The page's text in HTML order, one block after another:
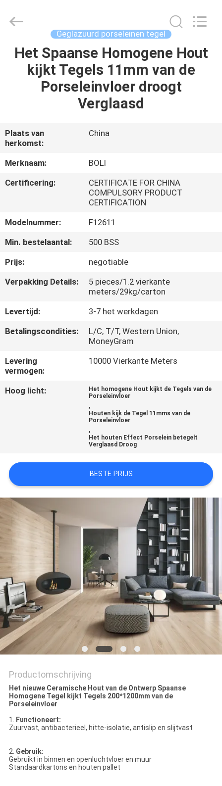
HUIS
PRODUCTEN
OVER
ONS
FABRIEKSTOCHT
KWALITEITSCONTROLE
NEEM
CONTACT
ONS
OP
VRAAG
EEN
OFFERTE
CERAMICS
CO.,LTD..
Geglazuurd porseleinen tegel
Het Spaanse Homogene Hout
kijkt Tegels 11mm van de
Porseleinvloer droogt
Verglaasd
Plaats van
herkomst:
China
Merknaam:
BOLI
Certificering:
CERTIFICATE FOR CHINA
COMPULSORY PRODUCT
CERTIFICATION
Modelnummer:
F12611
Min. bestelaantal:
500 BSS
Prijs:
negotiable
Verpakking Details:
5 pieces/1.2 vierkante
meters/29kg/carton
Levertijd:
3-7 het werkdagen
Betalingscondities:
L/C, T/T, Western Union,
MoneyGram
Levering
vermogen:
10000 Vierkante Meters
Hoog licht:
Het homogene Hout kijkt de Tegels van de
Porseleinvloer
,
Houten kijk de Tegel 11mms van de
Porseleinvloer
,
Het houten Effect Porselein betegelt
Verglaasd Droog
BESTE PRIJS
Productomschrijving
Het nieuwe Ceramische Hout van de Ontwerp Spaanse
Homogene Tegel kijkt Tegels 200*1200mm van de
Porseleinvloer
1. Functioneert:
Zuurvast, antibacterieel, hitte-isolatie, antislip en slijtvast
2. Gebruik:
Gebruikt in binnen en openluchtvloer en muur
Standaardkartons en houten pallet